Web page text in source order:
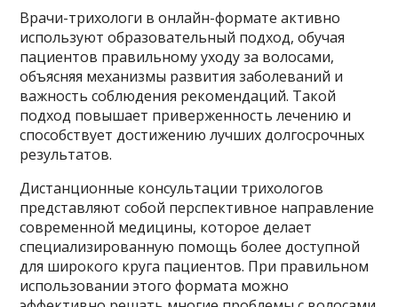
Врачи-трихологи в онлайн-формате активно
используют образовательный подход, обучая
пациентов правильному уходу за волосами,
объясняя механизмы развития заболеваний и
важность соблюдения рекомендаций. Такой
подход повышает приверженность лечению и
способствует достижению лучших долгосрочных
результатов.
Дистанционные консультации трихологов
представляют собой перспективное направление
современной медицины, которое делает
специализированную помощь более доступной
для широкого круга пациентов. При правильном
использовании этого формата можно